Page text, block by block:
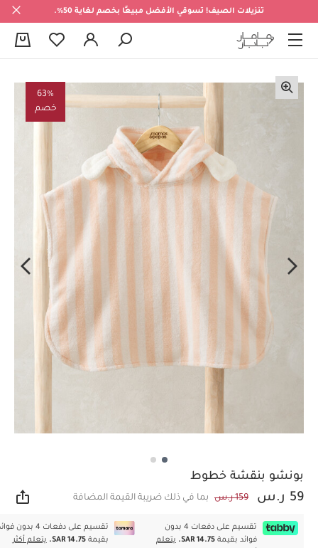
تنزيلات الصيف! تسوقي الأفضل مبيعًا بخصم لغاية 50%.
63%
خصم
بونشو بنقشة خطوط
59 ر.س 159 ر.س بما في ذلك ضريبة القيمة المضافة
تقسيم على دفعات 4 بدون
فوائد بقيمة SAR 14.75. يتعلم
تقسيم على دفعات 4 بدون
بقيمةSAR 14.75. يتعلم أكثر